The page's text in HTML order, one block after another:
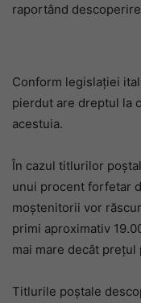
raportând
Conform legislației
pierdut are dreptul la
acestuia.
În cazul titlurilor
unui procent forfetar
moștenitorii vor
primi aproximativ
mai mare decât
Titlurile poștale